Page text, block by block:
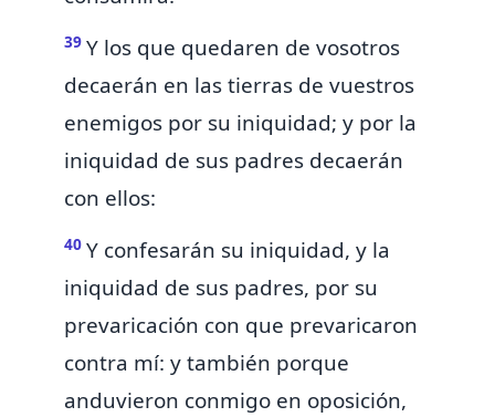
39 Y los que quedaren de vosotros
decaerán en las tierras de vuestros
enemigos por su iniquidad; y por la
iniquidad de sus padres decaerán
con ellos:
40 Y confesarán su iniquidad, y la
iniquidad de sus padres, por su
prevaricación con que prevaricaron
contra mí: y también porque
anduvieron conmigo en oposición,